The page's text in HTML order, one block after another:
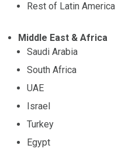
Rest of Latin America
Middle East & Africa
Saudi Arabia
South Africa
UAE
Israel
Turkey
Egypt